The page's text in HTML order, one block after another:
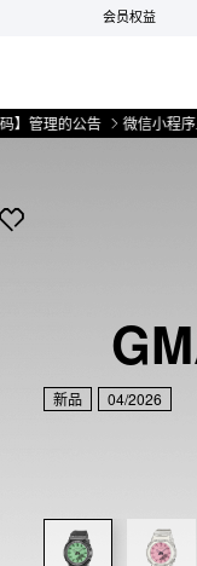
会员权益
的公告 微信小程序上线售
新品 04/2026